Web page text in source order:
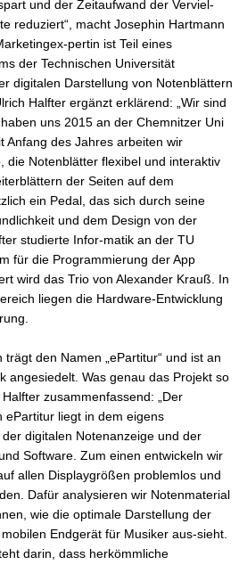
und der Zeitaufwand der Verviel-
reduziert“, macht Josephin Hartmann
pertin ist Teil eines
der Technischen Universität
digitalen Darstellung von Notenblättern
Halfter ergänzt erklärend: „Wir sind
uns 2015 an der Chemnitzer Uni
Anfang des Jahres arbeiten wir
die Notenblätter flexibel und interaktiv
der Seiten auf dem
ein Pedal, das sich durch seine
und dem Design von der
studierte Infor-matik an der TU
für die Programmierung der App
wird das Trio von Alexander Krauß. In
liegen die Hardware-Entwicklung
den Namen „ePartitur“ und ist an
angesiedelt. Was genau das Projekt so
zusammenfassend: „Der
ePartitur liegt in dem eigens
digitalen Notenanzeige und der
Software. Zum einen entwickeln wir
allen Displaygrößen problemlos und
Dafür analysieren wir Notenmaterial
wie die optimale Darstellung der
Endgerät für Musiker aus-sieht.
darin, dass herkömmliche